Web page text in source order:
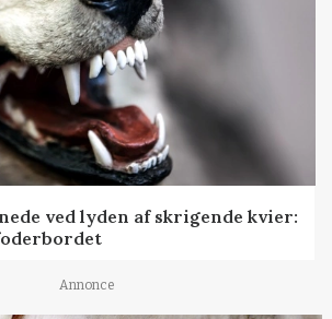
ved lyden af skrigende kvier:
Annonce